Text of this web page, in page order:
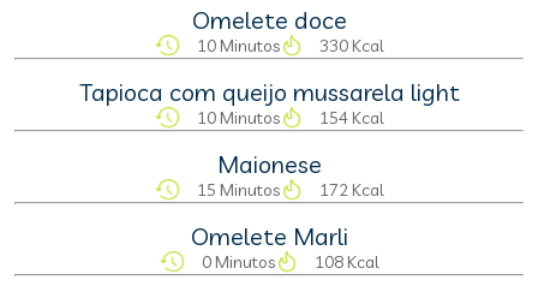
Omelete doce
10 Minutos 330 Kcal
Tapioca com queijo mussarela light
10 Minutos 154 Kcal
Maionese
15 Minutos 172 Kcal
Omelete Marli
0 Minutos 108 Kcal